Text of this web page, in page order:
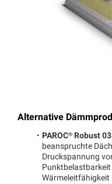
Alternative
PAROC®Robust
beanspruchte
Druckspannung
Punktbelastbarkeit
Wärmeleitfähigkeit